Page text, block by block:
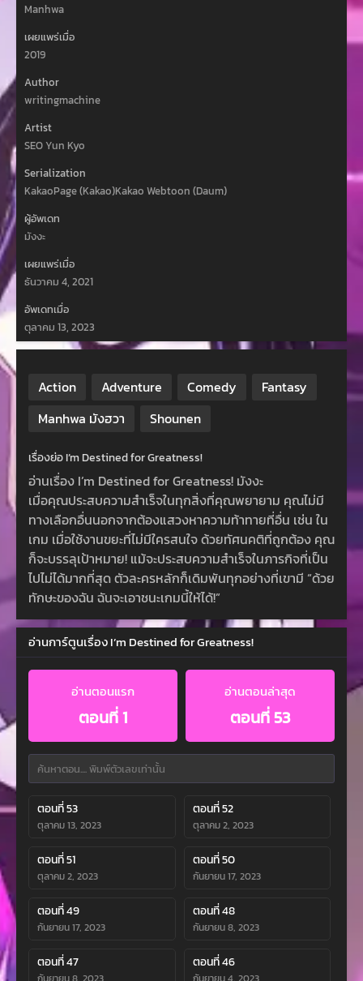
Manhwa
เผยแพร่เมื่อ
2019
Author
writingmachine
Artist
SEO Yun Kyo
Serialization
KakaoPage (Kakao)Kakao Webtoon (Daum)
ผู้อัพเดท
มังงะ
เผยแพร่เมื่อ
ธันวาคม 4, 2021
อัพเดทเมื่อ
ตุลาคม 13, 2023
Action Adventure Comedy
Fantasy
Manhwa มังฮวา
Shounen
เรื่องย่อ I’m Destined for Greatness!
อ่านเรื่อง I’m Destined for Greatness! มังงะ
เมื่อคุณประสบความสำเร็จในทุกสิ่งที่คุณพยายาม คุณไม่มี
ทางเลือกอื่นนอกจากต้องแสวงหาความท้าทายที่อื่น เช่น ใน
เกม เมื่อใช้งานขยะที่ไม่มีใครสนใจ ด้วยทัศนคติที่ถูกต้อง คุณ
ก็จะบรรลุเป้าหมาย! แม้จะประสบความสำเร็จในภารกิจที่เป็น
ไปไม่ได้มากที่สุด ตัวละครหลักก็เดิมพันทุกอย่างที่เขามี “ด้วย
ทักษะของฉัน ฉันจะเอาชนะเกมนี้ให้ได้!”
อ่านการ์ตูนเรื่อง I’m Destined for Greatness!
อ่านตอนแรก
ตอนที่ 1
อ่านตอนล่าสุด
ตอนที่ 53
ตอนที่ 53
ตุลาคม 13, 2023
ตอนที่ 52
ตุลาคม 2, 2023
ตอนที่ 51
ตุลาคม 2, 2023
ตอนที่ 50
กันยายน 17, 2023
ตอนที่ 49
กันยายน 17, 2023
ตอนที่ 48
กันยายน 8, 2023
ตอนที่ 47 ตอนที่ 46